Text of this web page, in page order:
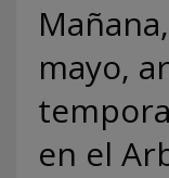
mayo,
en el